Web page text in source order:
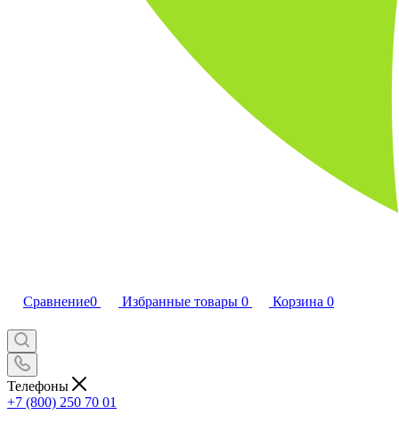
Сравнение0 Избранные товары 0 Корзина 0
Телефоны
+7 (800) 250 70 01